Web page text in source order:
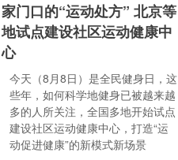
家门口的“运动处方” 北京等
地试点建设社区运动健康中
心
今天（8月8日）是全民健身日，这
些年，如何科学地健身已被越来越
多的人所关注，全国多地开始试点
建设社区运动健康中心，打造“运
动促进健康”的新模式新场景